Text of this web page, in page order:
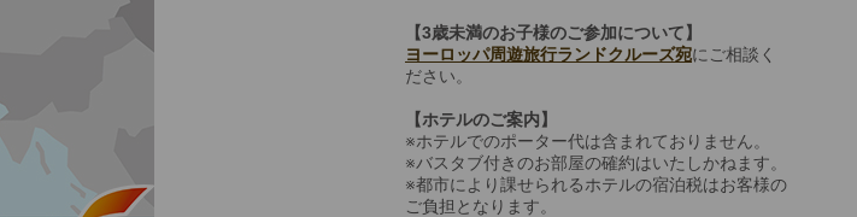
【3歳未満のお子様のご参加について】
ヨーロッパ周遊旅行ランドクルーズ宛にご相談く
ださい。
【ホテルのご案内】
※ホテルでのポーター代は含まれておりません。
※バスタブ付きのお部屋の確約はいたしかねます。
※都市により課せられるホテルの宿泊税はお客様の
ご負担となります。